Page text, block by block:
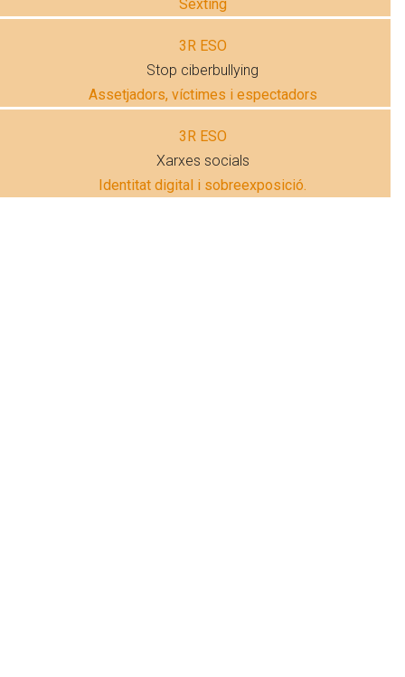
Sexting
3R ESO
Stop ciberbullying
Assetjadors, víctimes i espectadors
3R ESO
Xarxes socials
Identitat digital i sobreexposició.